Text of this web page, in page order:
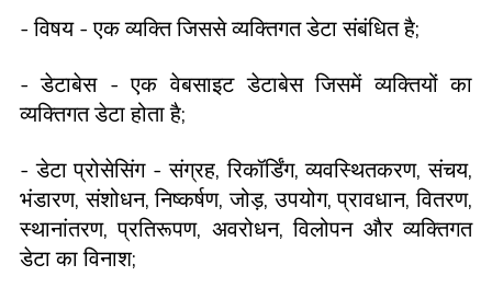
- विषय - एक व्यक्ति जिससे व्यक्तिगत डेटा संबंधित है;
- डेटाबेस - एक वेबसाइट डेटाबेस जिसमें व्यक्तियों का
व्यक्तिगत डेटा होता है;
- डेटा प्रोसेसिंग - संग्रह, रिकॉर्डिंग, व्यवस्थितकरण, संचय,
भंडारण, संशोधन, निष्कर्षण, जोड़, उपयोग, प्रावधान, वितरण,
स्थानांतरण, प्रतिरूपण, अवरोधन, विलोपन और व्यक्तिगत
डेटा का विनाश;